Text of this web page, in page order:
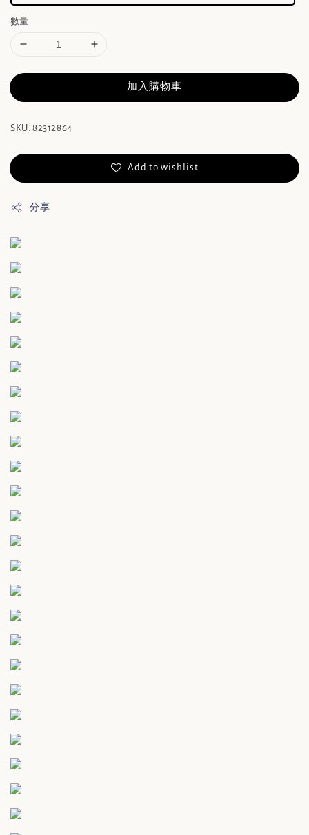
數量
加入購物車
SKU: 82312864
Add to wishlist
分享